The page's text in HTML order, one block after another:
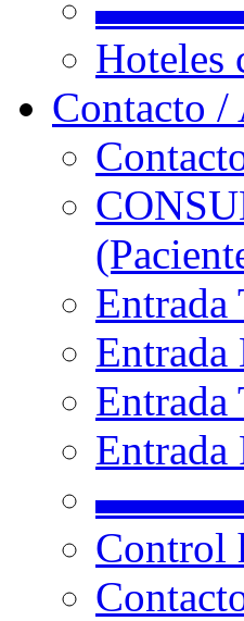
Hoteles
Contacto /
Entrada
Control